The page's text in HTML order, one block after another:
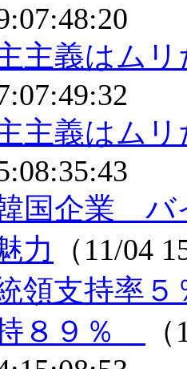
主義はム
主義はム
国企業
力
（11/04
領支持率
８９％